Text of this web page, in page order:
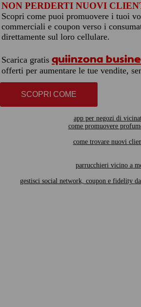
NON PERDERTI NUOVI
Scopri come puoi promuovere i tuoi
commerciali e coupon verso i
direttamente sul loro cellulare.
Scarica gratis quiinzona
offerti per aumentare le tue vendite,
SCOPRI COME
app per negozi di
come promuovere
come trovare nuovi
parrucchieri vicino a
gestisci social network, coupon e fidelity